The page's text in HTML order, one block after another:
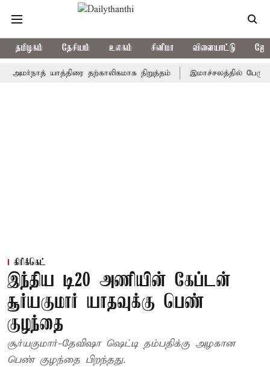
தமிழகம் தேசியம் உலகம் சினிமா விளையாட்டு
யாத்திரை தற்காலிகமாக நிறுத்தம் இமாச்சலத்தில் பேருந்து
கிரிக்கெட்
இந்திய டி20 அணியின் கேப்டன்
சூர்யகுமார் யாதவுக்கு பெண்
குழந்தை
சூர்யகுமார்-தேவிஷா ஷெட்டி தம்பதிக்கு அழகான
பெண் குழந்தை பிறந்தது.